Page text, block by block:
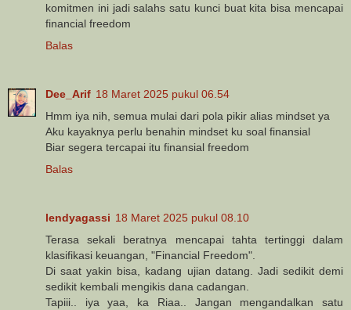
komitmen ini jadi salahs satu kunci buat kita bisa mencapai
financial freedom
Balas
Dee_Arif 18 Maret 2025 pukul 06.54
Hmm iya nih, semua mulai dari pola pikir alias mindset ya
Aku kayaknya perlu benahin mindset ku soal finansial
Biar segera tercapai itu finansial freedom
Balas
lendyagassi 18 Maret 2025 pukul 08.10
Terasa sekali beratnya mencapai tahta tertinggi dalam
klasifikasi keuangan, "Financial Freedom".
Di saat yakin bisa, kadang ujian datang. Jadi sedikit demi
sedikit kembali mengikis dana cadangan.
Tapiii.. iya yaa, ka Riaa.. Jangan mengandalkan satu